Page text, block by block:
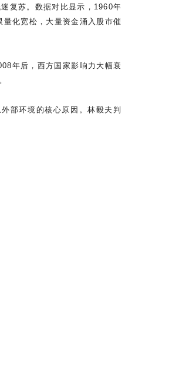
复苏。数据对比显示，1960年
化宽松，大量资金涌入股市催
年后，西方国家影响力大幅衰
部环境的核心原因。林毅夫判